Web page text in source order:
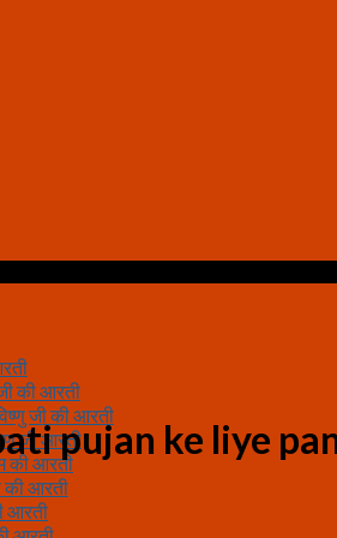
की आरती
जी की आरती
जी आरती
की आरती
की आरती
आरती
pujan ke liye